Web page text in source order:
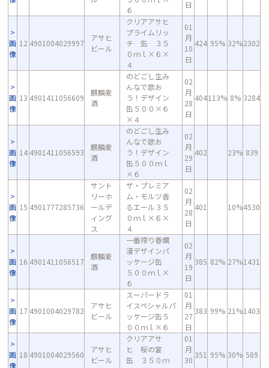
６
日
画
像
12 4901004029997
アサヒ
ビール
クリアアサヒ
プライムリッ
チ 缶 ３５
０ｍｌ×６×
４
01
月
10
日
424 95% 32%2302
画
像
13 4901411056609
麒麟麦
酒
のどごし生み
んなで歌お
う！デザイン
缶５００×６
×４
02
月
28
日
404113% 8% 3284
画
像
14 4901411056593
麒麟麦
酒
のどごし生み
んなで歌お
う！デザイン
缶５００ｍｌ
×６
02
月
29
日
402 23% 839
画
像
15 4901777285736
サント
リーホ
ールデ
ィング
ス
ザ・プレミア
ム・モルツ香
るエール３５
０ｍｌ×６×
４
02
月
28
日
401 10%4530
画
像
16 4901411056517
麒麟麦
酒
一番搾り春爛
漫デザインパ
ッケージ缶
５００ｍｌ×
６
02
月
19
日
385 82% 27%1431
画
像
17 4901004029782
アサヒ
ビール
スーパードラ
イスペシャルパ
ッケージ缶５
００ｍｌ×６
01
月
27
日
383 99% 21%1403
画
像
18 4901004029560
アサヒ
ビール
クリアアサ
ヒ 桜の宴
缶 ３５０ｍ
01
月
30
351 95% 30% 589